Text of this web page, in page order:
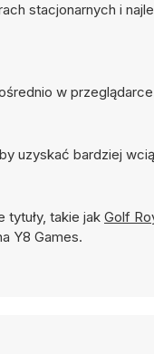
stacjonarnych i
w
uzyskać bardziej
tytuły, takie jak Golf
Y8 Games.